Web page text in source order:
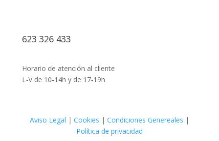
623 326 433
Horario de atención al cliente
L-V de 10-14h y de 17-19h
Aviso Legal | Cookies | Condiciones Genereales |
Política de privacidad